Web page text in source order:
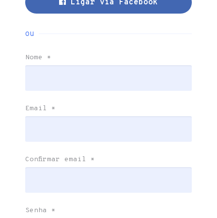
Ligar via Facebook
ou
Nome *
Email *
Confirmar email *
Senha *